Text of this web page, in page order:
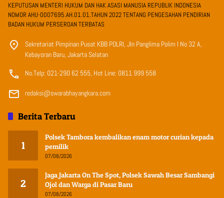
KEPUTUSAN MENTERI HUKUM DAN HAK ASASI MANUSIA REPUBLIK INDONESIA
NOMOR AHU-0007695.AH.01.01.TAHUN 2022 TENTANG PENGESAHAN PENDIRIAN
BADAN HUKUM PERSEROAN TERBATAS
Sekretariat Pimpinan Pusat KBB POLRI, Jln Panglima Polim I No 32 A,
Kebayoran Baru, Jakarta Selatan
No.Telp: 021-290 62 555, Hot Line: 0811 999 558
redaksi@swarabhayangkara.com
Berita Terbaru
1
Polsek Tambora kembalikan enam motor curian kepada
pemilik
07/08/2026
2
Jaga Jakarta On The Spot, Polsek Sawah Besar Sambangi
Ojol dan Warga di Pasar Baru
07/08/2026